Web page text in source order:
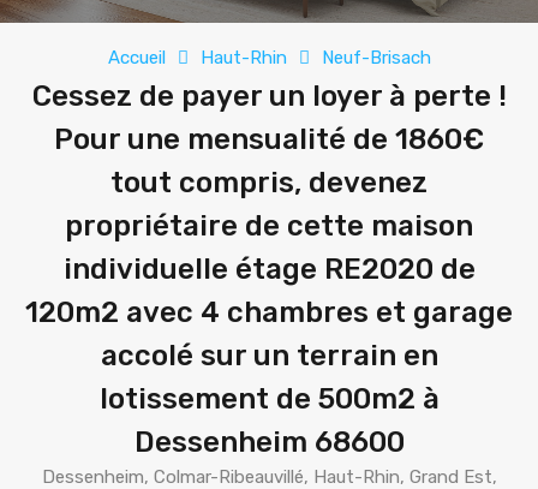
Accueil Haut-Rhin Neuf-Brisach
Cessez de payer un loyer à perte !
Pour une mensualité de 1860€
tout compris, devenez
propriétaire de cette maison
individuelle étage RE2020 de
120m2 avec 4 chambres et garage
accolé sur un terrain en
lotissement de 500m2 à
Dessenheim 68600
Dessenheim, Colmar-Ribeauvillé, Haut-Rhin, Grand Est,